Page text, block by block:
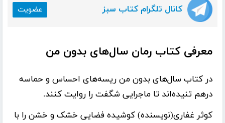
کانال تلگرام کتاب سبز عضویت
معرفی کتاب رمان سال‌های بدون من
در کتاب سال‌های بدون من ریسه‌های احساس و حماسه
درهم تنیده‌اند تا ماجرایی شگفت را روایت کنند.
کوثر غفاری(نویسنده) کوشیده فضایی خشک و خشن را با